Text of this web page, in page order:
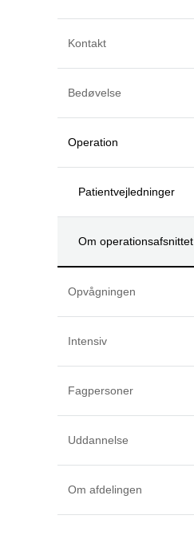
Kontakt
Bedøvelse
Operation
Patientvejledninger
Om operationsafsnittet
Opvågningen
Intensiv
Fagpersoner
Uddannelse
Om afdelingen